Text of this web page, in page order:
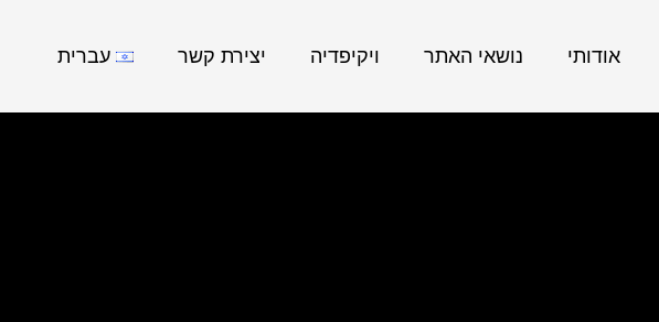
אודותי נושאי האתר ויקיפדיה יצירת קשר עברית